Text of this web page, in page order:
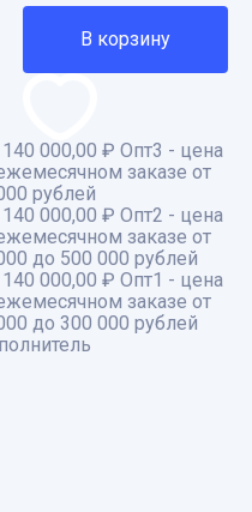
В корзину
000,00 ₽ Опт3 - цена
заказе от
рублей
000,00 ₽ Опт2 - цена
заказе от
до 500 000 рублей
000,00 ₽ Опт1 - цена
заказе от
до 300 000 рублей